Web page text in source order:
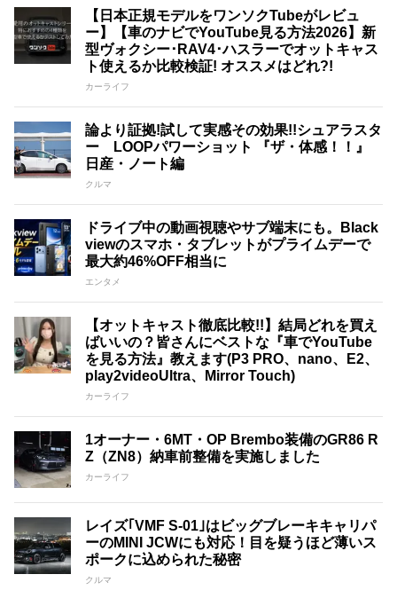
【日本正規モデルをワンソクTubeがレビュ
ー】【車のナビでYouTube見る方法2026】新
型ヴォクシー･RAV4･ハスラーでオットキャス
ト使えるか比較検証! オススメはどれ?!
カーライフ
論より証拠!試して実感その効果!!シュアラスタ
ー LOOPパワーショット 『ザ・体感！！』
日産・ノート編
クルマ
ドライブ中の動画視聴やサブ端末にも。Black
viewのスマホ・タブレットがプライムデーで
最大約46%OFF相当に
エンタメ
【オットキャスト徹底比較!!】結局どれを買え
ばいいの？皆さんにベストな『車でYouTube
を見る方法』教えます(P3 PRO、nano、E2、
play2videoUltra、Mirror Touch)
カーライフ
1オーナー・6MT・OP Brembo装備のGR86 R
Z（ZN8）納車前整備を実施しました
カーライフ
レイズ｢VMF S-01｣はビッグブレーキキャリパ
ーのMINI JCWにも対応！目を疑うほど薄いス
ポークに込められた秘密
クルマ